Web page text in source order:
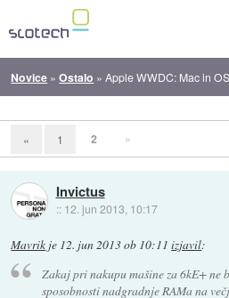
Novice »Ostalo »Apple WWDC: Mac in
« 1 2 »
Invictus
:: 12. jun 2013, 10:17
Mavrik je 12. jun 2013 ob 10:11 izjavil:
Zakaj pri nakupu mašine za 6kE+ ne
sposobnosti nadgradnje RAMa na